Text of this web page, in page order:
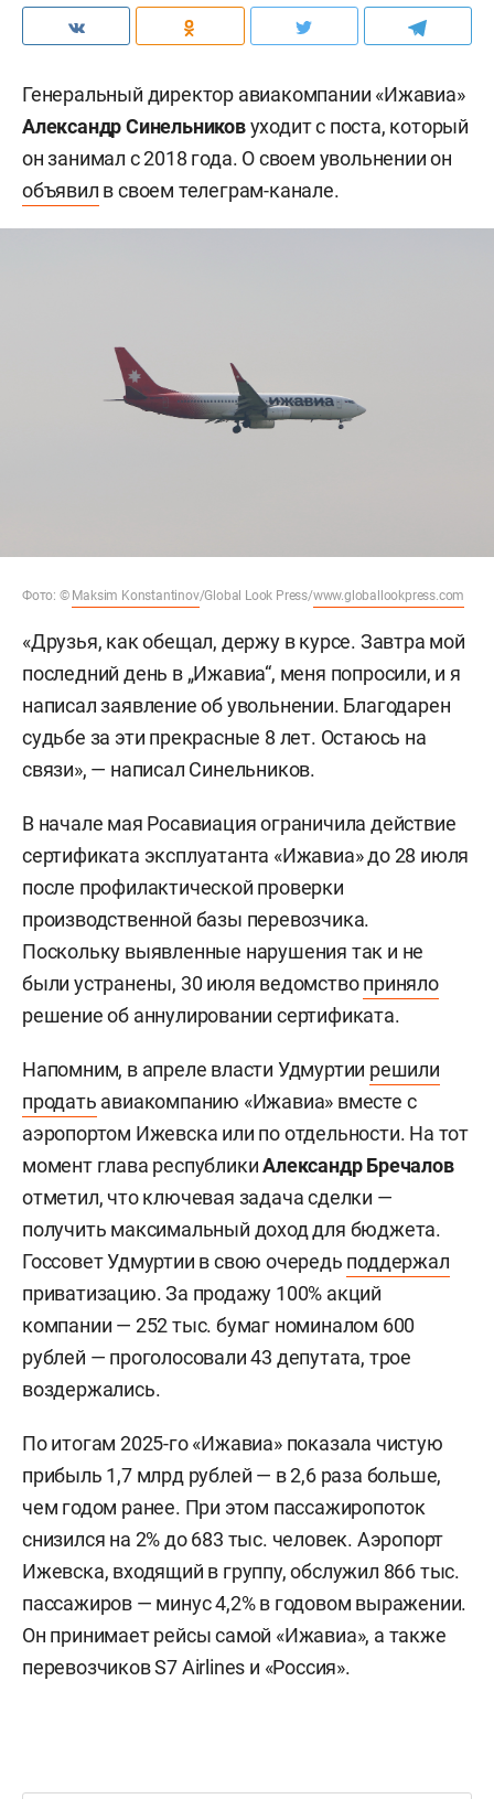
Генеральный директор авиакомпании «Ижавиа»
Александр Синельниковуходит с поста, который
он занимал с 2018 года. О своем увольнении он
объявил в своем телеграм-канале.
Фото: © Maksim Konstantinov/Global Look Press/www.globallookpress.com
«Друзья, как обещал, держу в курсе. Завтра мой
последний день в „Ижавиа“, меня попросили, и я
написал заявление об увольнении. Благодарен
судьбе за эти прекрасные 8 лет. Остаюсь на
связи», — написал Синельников.
В начале мая Росавиация ограничила действие
сертификата эксплуатанта «Ижавиа» до 28 июля
после профилактической проверки
производственной базы перевозчика.
Поскольку выявленные нарушения так и не
были устранены, 30 июля ведомствоприняло
решение об аннулировании сертификата.
Напомним, в апреле власти Удмуртии решили
продать авиакомпанию «Ижавиа» вместе с
аэропортом Ижевска или по отдельности. На тот
момент глава республикиАлександр Бречалов
отметил, что ключевая задача сделки —
получить максимальный доход для бюджета.
Госсовет Удмуртии в свою очередь поддержал
приватизацию. За продажу 100% акций
компании — 252 тыс. бумаг номиналом 600
рублей — проголосовали 43 депутата, трое
воздержались.
По итогам 2025-го «Ижавиа» показала чистую
прибыль 1,7 млрд рублей — в 2,6 раза больше,
чем годом ранее. При этом пассажиропоток
снизился на 2% до 683 тыс. человек. Аэропорт
Ижевска, входящий в группу, обслужил 866 тыс.
пассажиров — минус 4,2% в годовом выражении.
Он принимает рейсы самой «Ижавиа», а также
перевозчиков S7 Airlines и «Россия».